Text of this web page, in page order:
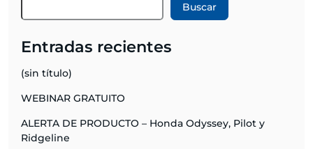
Buscar
Entradas recientes
(sin título)
WEBINAR GRATUITO
ALERTA DE PRODUCTO – Honda Odyssey, Pilot y
Ridgeline